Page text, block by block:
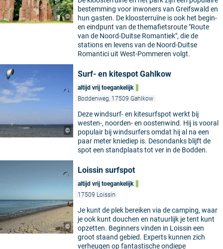
©
bestemming voor inwoners van Greifswald en
hun gasten. De kloosterruïne is ook het begin-
en eindpunt van de themafietsroute "Route
van de Noord-Duitse Romantiek", die de
stations en levens van de Noord-Duitse
Romantici uit West-Pommeren volgt.
©
Surf- en kitespot Gahlkow
altijd vrij toegankelijk
Boddenweg, 17509 Gahlkow
Deze windsurf- en kitesurfspot werkt bij
westen-, noorden- en oostenwind. Hij is vooral
populair bij windsurfers omdat hij al na een
paar meter kniediep is. Desondanks blijft de
spot een standplaats tot ver in de Bodden.
©
Loissin surfspot
altijd vrij toegankelijk
17509 Loissin
Je kunt de plek bereiken via de camping, waar
je ook kunt douchen en natuurlijk je tent kunt
opzetten. Beginners vinden in Loissin een
groot staand gebied. Experts kunnen zich
verheugen op fantastische ondiepe